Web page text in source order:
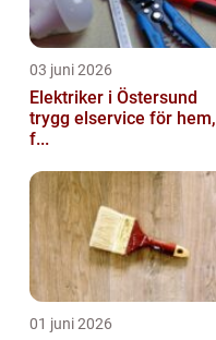
03 juni 2026
Elektriker i Östersund
trygg elservice för hem,
f...
01 juni 2026